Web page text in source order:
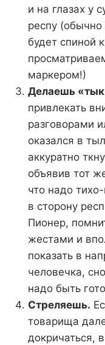
и на глазах у
респу (обычно
будет спиной
маркером!)
Делаешь
привлекать
разговорами
оказался в
аккуратно
объявив тот
что надо
в сторону
Пионер,
жестами и
показать в
человечка,
надо быть
Стреляешь.
товарища
докричаться,